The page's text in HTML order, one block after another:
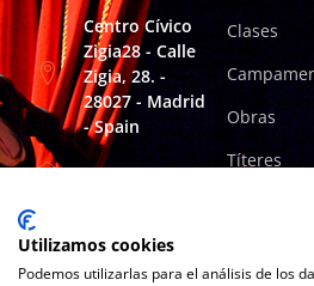
Centro Cívico
Zigia28 - Calle
Zigia, 28. -
28027 - Madrid
- Spain
Clases
Obras
Títeres
Utilizamos cookies
Podemos utilizarlas para el análisis de los